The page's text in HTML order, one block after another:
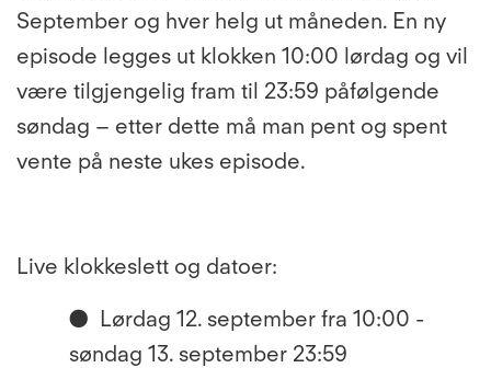
September og hver helg ut måneden. En ny
episode legges ut klokken 10:00 lørdag og vil
være tilgjengelig fram til 23:59 påfølgende
søndag – etter dette må man pent og spent
vente på neste ukes episode.
Live klokkeslett og datoer:
● Lørdag 12. september fra 10:00 -
søndag 13. september 23:59